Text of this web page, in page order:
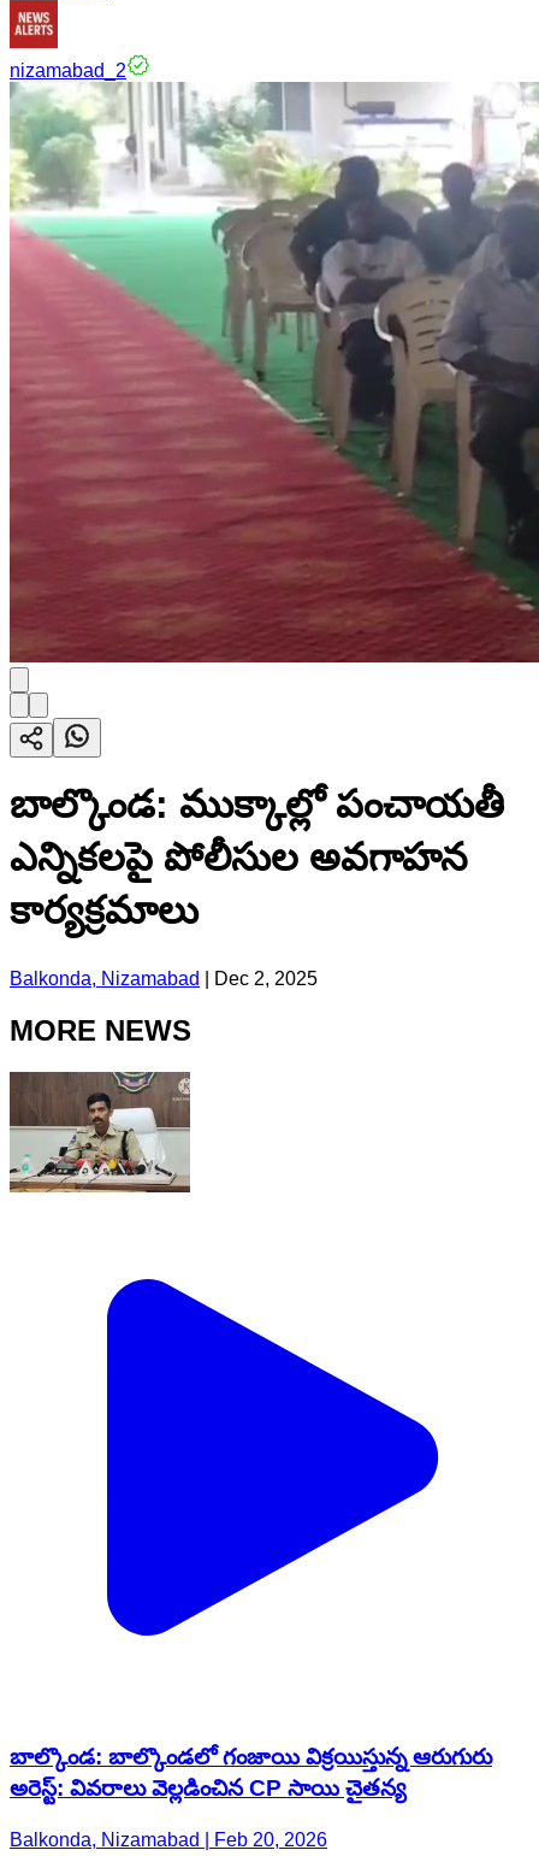
nizamabad_2
బాల్కొండ: ముక్కాల్లో పంచాయతీ
ఎన్నికలపై పోలీసుల అవగాహన
కార్యక్రమాలు
Balkonda, Nizamabad Dec 2, 2025
MORE NEWS
బాల్కొండ: బాల్కొండలో గంజాయి విక్రయిస్తున్న ఆరుగురు
అరెస్ట్: వివరాలు వెల్లడించిన CP సాయి చైతన్య
Balkonda, Nizamabad | Feb 20, 2026